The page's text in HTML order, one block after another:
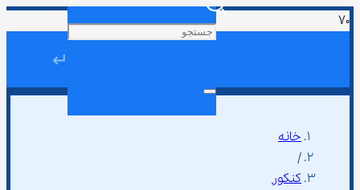
↵
خانه
/
کنکور